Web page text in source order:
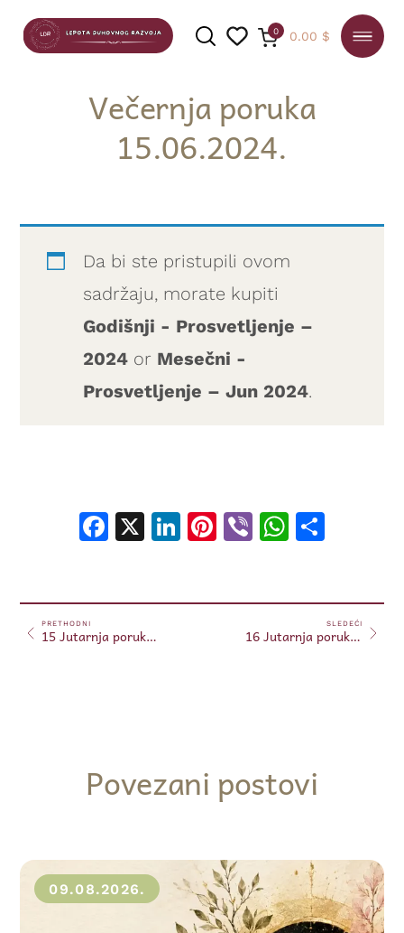
PRETRAGA
0 0.00 $
Večernja poruka
15.06.2024.
Da bi ste pristupili ovom
sadržaju, morate kupiti
Godišnji - Prosvetljenje –
2024 or Mesečni -
Prosvetljenje – Jun 2024.
Facebook
X LinkedIn
Pinterest
Viber
PRETHODNI
15 Jutarnja poruka 15.06.2024. (Free)
SLEDEĆI
16 Jutarnja poruka 16.06.2024. (Free)
Povezani postovi
09.08.2026.